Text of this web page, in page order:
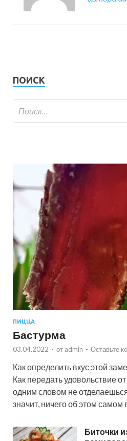
ПОИСК
ПИЦЦА
Бастурма
03.04.2022 - от admin - Оставьте
Как определить вкус этой
Как передать удовольствие
одним словом не
значит, ничего об этом самом
Биточки